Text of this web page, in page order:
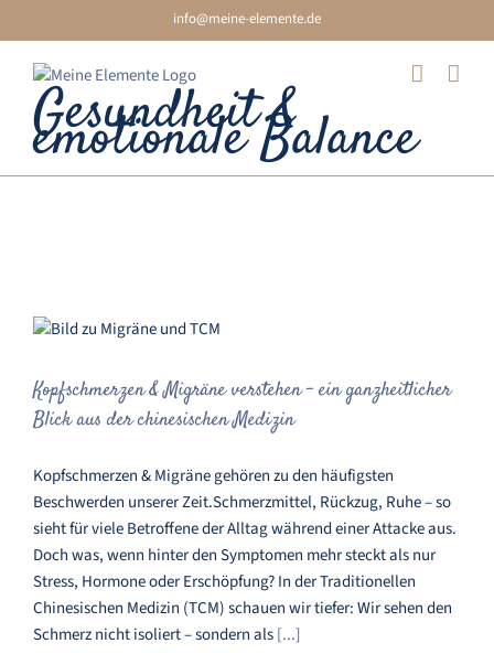
to
content
info@meine-elemente.de
Gesundheit &
emotionale Balance
Kopfschmerzen & Migräne verstehen – ein
Medizin
Kopfschmerzen & Migräne verstehen – ein ganzheitlicher
Blick aus der chinesischen Medizin
Kopfschmerzen & Migräne gehören zu den häufigsten
Beschwerden unserer Zeit.Schmerzmittel, Rückzug, Ruhe – so
sieht für viele Betroffene der Alltag während einer Attacke aus.
Doch was, wenn hinter den Symptomen mehr steckt als nur
Stress, Hormone oder Erschöpfung? In der Traditionellen
Chinesischen Medizin (TCM) schauen wir tiefer: Wir sehen den
Schmerz nicht isoliert – sondern als[...]